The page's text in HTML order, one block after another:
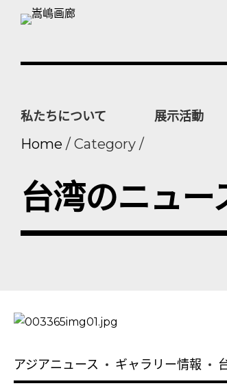
私たちについて 展示活動
Home Category
台湾のニュー
アジアニュース ギャラリー情報